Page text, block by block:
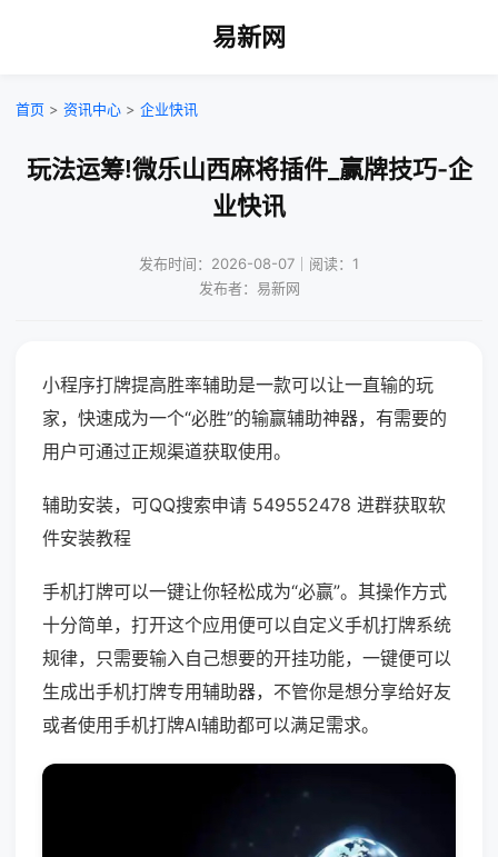
易新网
首页 > 资讯中心 > 企业快讯
玩法运筹!微乐山西麻将插件_赢牌技巧-企
业快讯
发布时间：2026-08-07｜阅读：1
发布者：易新网
小程序打牌提高胜率辅助是一款可以让一直输的玩
家，快速成为一个“必胜”的输赢辅助神器，有需要的
用户可通过正规渠道获取使用。
辅助安装，可QQ搜索申请 549552478 进群获取软
件安装教程
手机打牌可以一键让你轻松成为“必赢”。其操作方式
十分简单，打开这个应用便可以自定义手机打牌系统
规律，只需要输入自己想要的开挂功能，一键便可以
生成出手机打牌专用辅助器，不管你是想分享给好友
或者使用手机打牌AI辅助都可以满足需求。